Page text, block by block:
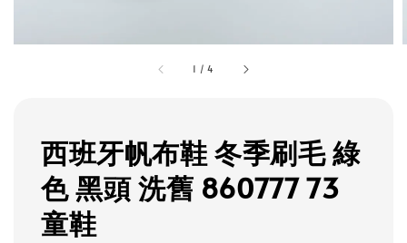
1 /4
西班牙帆布鞋 冬季刷毛 綠
色 黑頭 洗舊 860777 73
童鞋